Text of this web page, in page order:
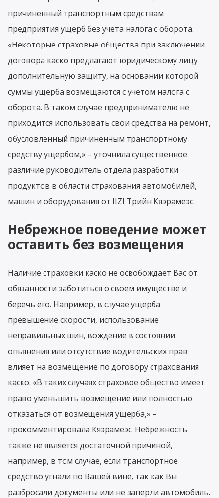
причиненный транспортным средствам
предприятия ущерб без учета налога с оборота.
«Некоторые страховые общества при заключении
договора каско предлагают юридическому лицу
дополнительную защиту, на основании которой
суммы ущерба возмещаются с учетом налога с
оборота. В таком случае предпринимателю не
приходится использовать свои средства на ремонт,
обусловленный причиненным транспортному
средству ущербом,» – уточнила существенное
различие руководитель отдела разработки
продуктов в области страхования автомобилей,
машин и оборудования от IIZI Трийн Кяэрамеэс.
Небрежное поведение может
оставить без возмещения
Наличие страховки каско не освобождает Вас от
обязанности заботиться о своем имуществе и
беречь его. Например, в случае ущерба
превышение скорости, использование
неправильных шин, вождение в состоянии
опьянения или отсутствие водительских прав
влияет на возмещение по договору страхования
каско. «В таких случаях страховое общество имеет
право уменьшить возмещение или полностью
отказаться от возмещения ущерба,» –
прокомментировала Кяэрамеэс. Небрежность
также не является достаточной причиной,
например, в том случае, если транспортное
средство угнали по Вашей вине, так как Вы
разбросали документы или не заперли автомобиль.